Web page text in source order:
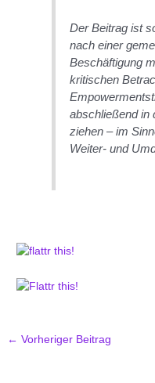
Der Beitrag ist
nach einer
Beschäftigung
kritischen
abschließend in
ziehen – im
Weiter- und
← Vorheriger Beitrag